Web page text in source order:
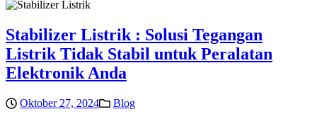
Stabilizer Listrik : Solusi Tegangan
Listrik Tidak Stabil untuk Peralatan
Elektronik Anda
Oktober 27, 2024
Blog